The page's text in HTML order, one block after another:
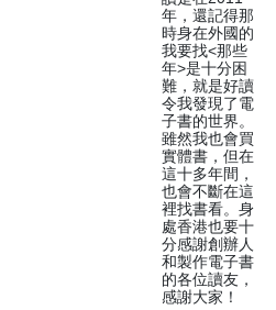
年，還記得那
時身在外國的
我要找<那些
年>是十分困
難，就是好讀
令我發現了電
子書的世界。
雖然我也會買
實體書，但在
這十多年間，
也會不斷在這
裡找書看。身
處香港也要十
分感謝創辦人
和製作電子書
的各位讀友，
感謝大家！